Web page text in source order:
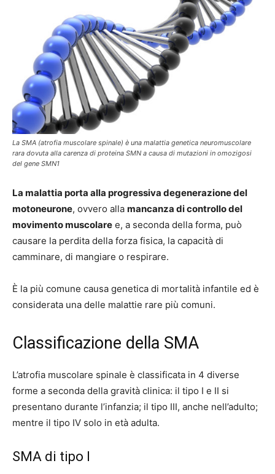
La SMA (atrofia muscolare spinale) è una malattia genetica neuromuscolare
rara dovuta alla carenza di proteina SMN a causa di mutazioni in omozigosi
del gene SMN1
La malattia porta alla progressiva degenerazione del
motoneurone, ovvero alla mancanza di controllo del
movimento muscolare e, a seconda della forma, può
causare la perdita della forza fisica, la capacità di
camminare, di mangiare o respirare.
È la più comune causa genetica di mortalità infantile ed è
considerata una delle malattie rare più comuni.
Classificazione della SMA
L’atrofia muscolare spinale è classificata in 4 diverse
forme a seconda della gravità clinica: il tipo I e II si
presentano durante l’infanzia; il tipo III, anche nell’adulto;
mentre il tipo IV solo in età adulta.
SMA di tipo I